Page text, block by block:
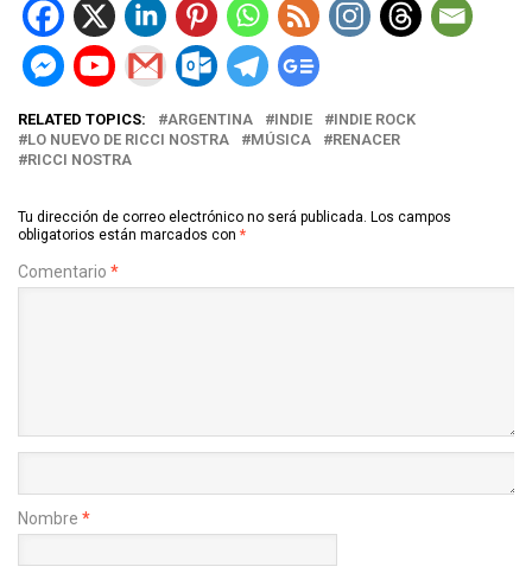
RELATED TOPICS: ARGENTINA INDIE
INDIE ROCK
LO NUEVO DE RICCI NOSTRA
MÚSICA
RENACER
RICCI NOSTRA
Tu dirección de correo electrónico no será publicada. Los campos
obligatorios están marcados con *
Comentario *
Nombre *